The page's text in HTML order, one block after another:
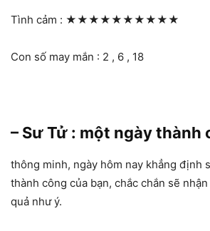
Tình cảm : ★★★★★★★★★★
Con số may mắn : 2 , 6 , 18
– Sư Tử : một ngày thành
thông minh, ngày hôm nay khẳng định
thành công của bạn, chắc chắn sẽ
quả như ý.